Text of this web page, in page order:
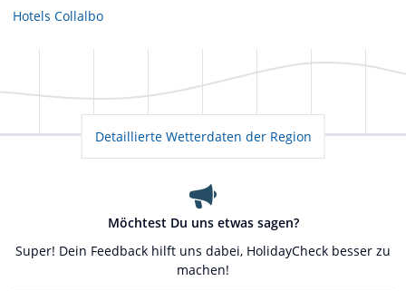
Hotels Collalbo
Detaillierte Wetterdaten der Region
Möchtest Du uns etwas sagen?
Super! Dein Feedback hilft uns dabei, HolidayCheck besser zu
machen!